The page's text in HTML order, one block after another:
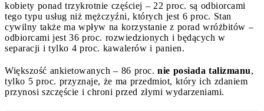
kobiety ponad trzykrotnie częściej – 22 proc. są odbiorcami
tego typu usług niż mężczyźni, których jest 6 proc. Stan
cywilny także ma wpływ na korzystanie z porad wróżbitów –
odbiorcami jest 36 proc. rozwiedzionych i będących w
separacji i tylko 4 proc. kawalerów i panien.
Większość ankietowanych – 86 proc. nie posiada talizmanu,
tylko 5 proc. przyznaje, że ma przedmiot, który ich zdaniem
przynosi szczęście i chroni przed złymi wydarzeniami.